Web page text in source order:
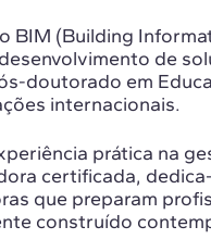
BIM (Building
de
doutorado em
internacionais.
prática na
certificada,
que preparam
construído